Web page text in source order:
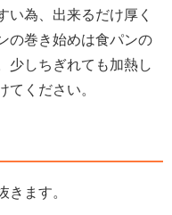
い為、出来るだけ厚く
の巻き始めは食パンの
少しちぎれても加熱し
てください。
きます。